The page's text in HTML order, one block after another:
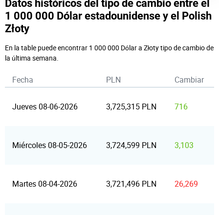
Datos históricos del tipo de cambio entre el
1 000 000 Dólar estadounidense y el Polish
Złoty
En la table puede encontrar 1 000 000 Dólar a Złoty tipo de cambio de
la última semana.
Fecha PLN Cambiar
Jueves 08-06-2026 3,725,315 PLN 716
Miércoles 08-05-2026 3,724,599 PLN 3,103
Martes 08-04-2026 3,721,496 PLN 26,269